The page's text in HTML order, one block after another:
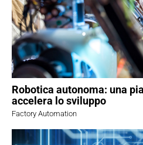
Robotica autonoma: una
accelera lo sviluppo
Factory Automation